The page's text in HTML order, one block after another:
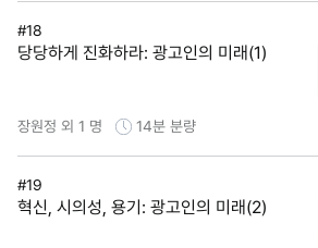
#18
당당하게 진화하라: 광고인의 미래(1)
장원정 외 1 명 14분 분량
#19
혁신, 시의성, 용기: 광고인의 미래(2)